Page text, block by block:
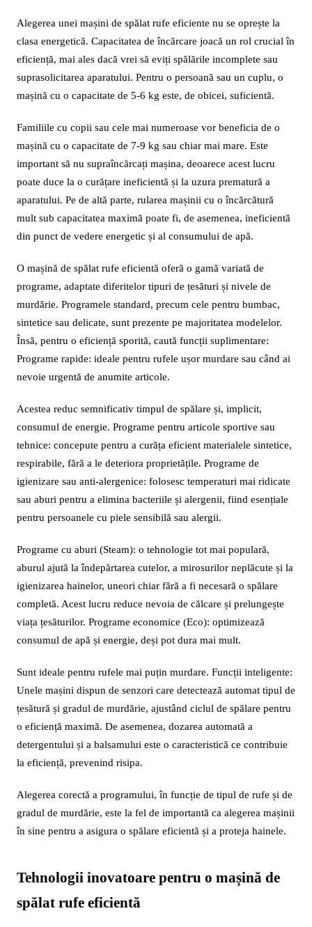
Alegerea unei mașini de spălat rufe eficiente nu se oprește la
clasa energetică. Capacitatea de încărcare joacă un rol crucial în
eficiență, mai ales dacă vrei să eviți spălările incomplete sau
suprasolicitarea aparatului. Pentru o persoană sau un cuplu, o
mașină cu o capacitate de 5-6 kg este, de obicei, suficientă.
Familiile cu copii sau cele mai numeroase vor beneficia de o
mașină cu o capacitate de 7-9 kg sau chiar mai mare. Este
important să nu supraîncărcați mașina, deoarece acest lucru
poate duce la o curățare ineficientă și la uzura prematură a
aparatului. Pe de altă parte, rularea mașinii cu o încărcătură
mult sub capacitatea maximă poate fi, de asemenea, ineficientă
din punct de vedere energetic și al consumului de apă.
O mașină de spălat rufe eficientă oferă o gamă variată de
programe, adaptate diferitelor tipuri de țesături și nivele de
murdărie. Programele standard, precum cele pentru bumbac,
sintetice sau delicate, sunt prezente pe majoritatea modelelor.
Însă, pentru o eficiență sporită, caută funcții suplimentare:
Programe rapide: ideale pentru rufele ușor murdare sau când ai
nevoie urgentă de anumite articole.
Acestea reduc semnificativ timpul de spălare și, implicit,
consumul de energie. Programe pentru articole sportive sau
tehnice: concepute pentru a curăța eficient materialele sintetice,
respirabile, fără a le deteriora proprietățile. Programe de
igienizare sau anti-alergenice: folosesc temperaturi mai ridicate
sau aburi pentru a elimina bacteriile și alergenii, fiind esențiale
pentru persoanele cu piele sensibilă sau alergii.
Programe cu aburi (Steam): o tehnologie tot mai populară,
aburul ajută la îndepărtarea cutelor, a mirosurilor neplăcute și la
igienizarea hainelor, uneori chiar fără a fi necesară o spălare
completă. Acest lucru reduce nevoia de călcare și prelungește
viața țesăturilor. Programe economice (Eco): optimizează
consumul de apă și energie, deși pot dura mai mult.
Sunt ideale pentru rufele mai puțin murdare. Funcții inteligente:
Unele mașini dispun de senzori care detectează automat tipul de
țesătură și gradul de murdărie, ajustând ciclul de spălare pentru
o eficiență maximă. De asemenea, dozarea automată a
detergentului și a balsamului este o caracteristică ce contribuie
la eficiență, prevenind risipa.
Alegerea corectă a programului, în funcție de tipul de rufe și de
gradul de murdărie, este la fel de importantă ca alegerea mașinii
în sine pentru a asigura o spălare eficientă și a proteja hainele.
Tehnologii inovatoare pentru o mașină de
spălat rufe eficientă